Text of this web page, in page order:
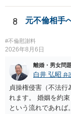
には、追加着手金や
も、証拠が十分に
額、離婚の有無、
変わり得ます。依頼
できなかった場合の
通しを過度に楽観
か、連絡方法（メー
ど）や対応スピード
しましても、弁護士
手方の関係、相手
8 元不倫相手
#不倫慰謝料
2026年8月6日
離婚・男女問
白井 弘昭 弁
貞操権侵害（不法
れます。 婚姻を約
という流れであれ